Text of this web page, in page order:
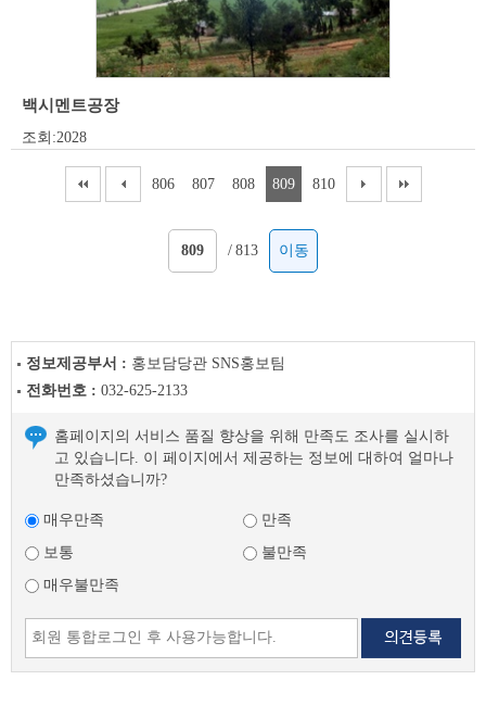
백시멘트공장
조회:2028
806 807 808 809 810
/ 813 이동
정보제공부서 : 홍보담당관 SNS홍보팀
전화번호 : 032-625-2133
홈페이지의 서비스 품질 향상을 위해 만족도 조사를 실시하
고 있습니다. 이 페이지에서 제공하는 정보에 대하여 얼마나
만족하셨습니까?
매우만족
만족
보통
불만족
매우불만족